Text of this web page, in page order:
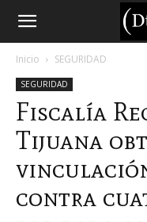
Diario
Tijuana
Inicio SEGURIDAD
SEGURIDAD
Fiscalía
Tijuana
contra